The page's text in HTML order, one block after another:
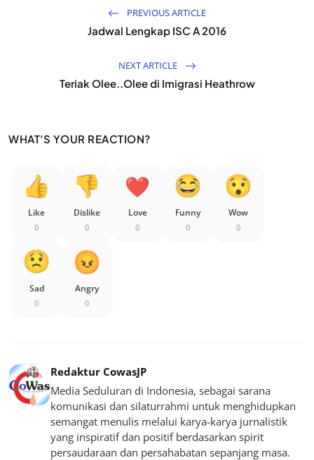
PREVIOUS ARTICLE
Jadwal Lengkap ISC A 2016
NEXT ARTICLE
Teriak Olee..Olee di Imigrasi Heathrow
WHAT'S YOUR REACTION?
Like
0
Dislike
0
Love
0
Funny
0
Wow
0
Sad
0
Angry
0
Redaktur CowasJP
Media Seduluran di Indonesia, sebagai sarana
komunikasi dan silaturrahmi untuk menghidupkan
semangat menulis melalui karya-karya jurnalistik
yang inspiratif dan positif berdasarkan spirit
persaudaraan dan persahabatan sepanjang masa.